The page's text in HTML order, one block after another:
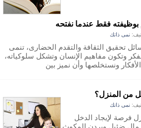
بوظيفته فقط عندما نفتحه
نمى ذاتك
تحقيق الثقافة والتقدم الحضارى، تنمى
وتكون مفاهيم الإنسان وتشكل سلوكياته،
ونستخلصها وأن نميز بين
من المنزل؟
نمى ذاتك
فرصة لإيجاد الدخل
مال ضئيل ويردن المكوث